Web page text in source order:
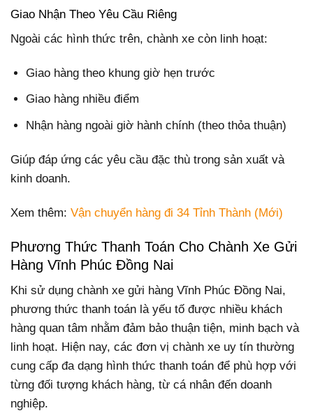
Giao Nhận Theo Yêu Cầu Riêng
Ngoài các hình thức trên, chành xe còn linh hoạt:
Giao hàng theo khung giờ hẹn trước
Giao hàng nhiều điểm
Nhận hàng ngoài giờ hành chính (theo thỏa thuận)
Giúp đáp ứng các yêu cầu đặc thù trong sản xuất và
kinh doanh.
Xem thêm: Vận chuyển hàng đi 34 Tỉnh Thành (Mới)
Phương Thức Thanh Toán Cho Chành Xe Gửi
Hàng Vĩnh Phúc Đồng Nai
Khi sử dụng chành xe gửi hàng Vĩnh Phúc Đồng Nai,
phương thức thanh toán là yếu tố được nhiều khách
hàng quan tâm nhằm đảm bảo thuận tiện, minh bạch và
linh hoạt. Hiện nay, các đơn vị chành xe uy tín thường
cung cấp đa dạng hình thức thanh toán để phù hợp với
từng đối tượng khách hàng, từ cá nhân đến doanh
nghiệp.